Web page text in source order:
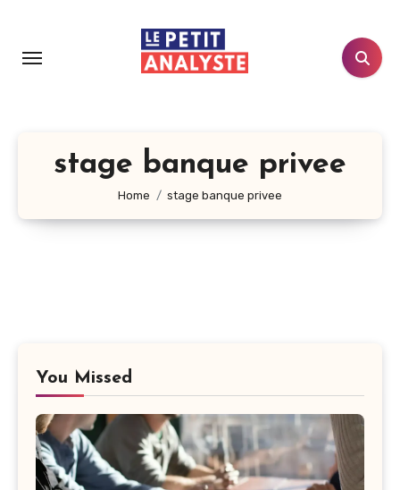
contenu
stage banque privee
Home stage banque privee
You Missed